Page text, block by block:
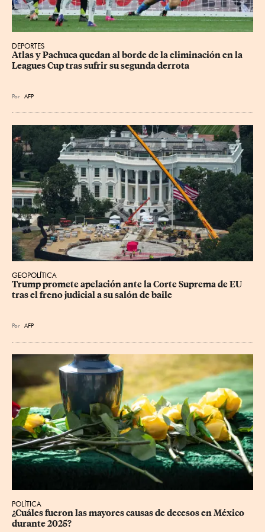
DEPORTES
Atlas y Pachuca quedan al borde de la eliminación en la
Leagues Cup tras sufrir su segunda derrota
Por AFP
GEOPOLÍTICA
Trump promete apelación ante la Corte Suprema de EU
tras el freno judicial a su salón de baile
Por AFP
POLÍTICA
¿Cuáles fueron las mayores causas de decesos en México
durante 2025?